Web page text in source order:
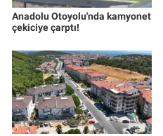
Anadolu Otoyolu'nda kamyonet
çekiciye çarptı!